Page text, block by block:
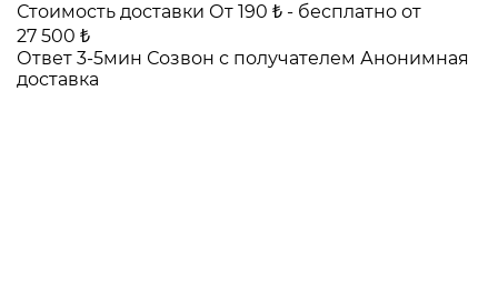
Стоимость доставки От 190 ₺ - бесплатно от
27 500 ₺
Ответ 3-5мин Созвон с получателем Анонимная
доставка